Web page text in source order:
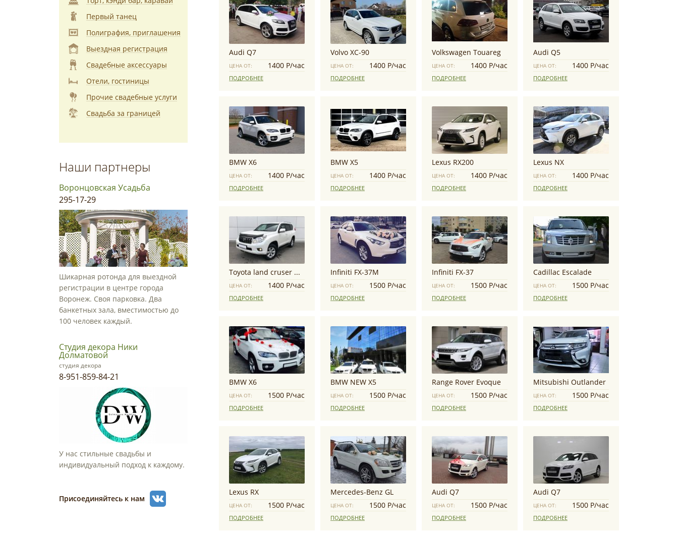
Audi Q7
ЦЕНА ОТ: 1400 Р/час
ПОДРОБНЕЕ
Volvo XC-90
ЦЕНА ОТ: 1400 Р/час
ПОДРОБНЕЕ
Volkswagen Touareg
ЦЕНА ОТ: 1400 Р/час
ПОДРОБНЕЕ
Audi Q5
ЦЕНА ОТ: 1400 Р/час
ПОДРОБНЕЕ
BMW X6
ЦЕНА ОТ: 1400 Р/час
ПОДРОБНЕЕ
BMW X5
ЦЕНА ОТ: 1400 Р/час
ПОДРОБНЕЕ
Lexus RX200
ЦЕНА ОТ: 1400 Р/час
ПОДРОБНЕЕ
Lexus NX
ЦЕНА ОТ: 1400 Р/час
ПОДРОБНЕЕ
Toyota land cruser prado
ЦЕНА ОТ: 1400 Р/час
ПОДРОБНЕЕ
Infiniti FX-37M
ЦЕНА ОТ: 1500 Р/час
ПОДРОБНЕЕ
Infiniti FX-37
ЦЕНА ОТ: 1500 Р/час
ПОДРОБНЕЕ
Cadillac Escalade
ЦЕНА ОТ: 1500 Р/час
ПОДРОБНЕЕ
BMW X6
ЦЕНА ОТ: 1500 Р/час
ПОДРОБНЕЕ
BMW NEW X5
ЦЕНА ОТ: 1500 Р/час
ПОДРОБНЕЕ
Range Rover Evoque
ЦЕНА ОТ: 1500 Р/час
ПОДРОБНЕЕ
Mitsubishi Outlander
ЦЕНА ОТ: 1500 Р/час
ПОДРОБНЕЕ
Lexus RX
ЦЕНА ОТ: 1500 Р/час
ПОДРОБНЕЕ
Mercedes-Benz GL
ЦЕНА ОТ: 1500 Р/час
ПОДРОБНЕЕ
Audi Q7
ЦЕНА ОТ: 1500 Р/час
ПОДРОБНЕЕ
Audi Q7
ЦЕНА ОТ: 1500 Р/час
ПОДРОБНЕЕ
Первый танец
Полиграфия, приглашения
Выездная регистрация
Свадебные аксессуары
Отели, гостиницы
Прочие свадебные услуги
Свадьба за границей
Наши партнеры
Воронцовская Усадьба
295-17-29
Шикарная ротонда для выездной
регистрации в центре города
Воронеж. Своя парковка. Два
банкетных зала, вместимостью до
100 человек каждый.
Студия декора Ники
Долматовой
студия декора
8-951-859-84-21
У нас стильные свадьбы и
индивидуальный подход к каждому.
Присоединяйтесь к нам